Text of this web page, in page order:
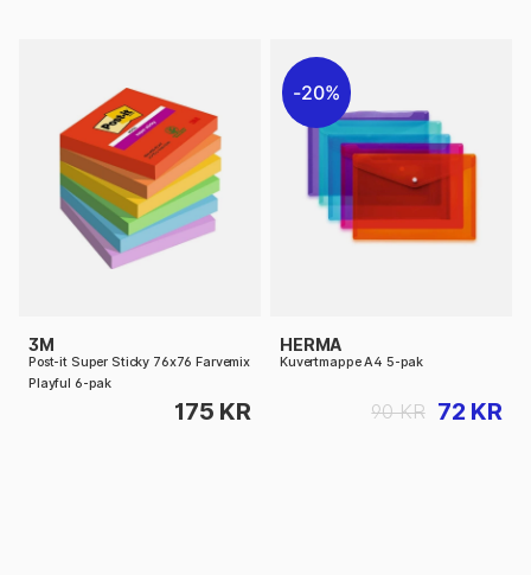
3M
Post-it Super Sticky 76x76 Farvemix
Playful 6-pak
175 KR
20%
HERMA
Kuvertmappe A4 5-pak
72 KR
90 KR